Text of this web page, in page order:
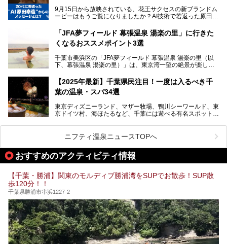
本記事では、人気スーパー銭湯から絶景施設、コワーキング
スペースや休憩スペースが充実した施設、子連れファミリー
向けの施設など、目的に合わせたおすすめの施設を紹介しま
す。
ださい。
───
提供元：SPA＆HOTEL舞浜ユーラシア【PR】
です。
9月15日から放映されている、花王サクセスの新ブランドム
ービーはもうご覧になりましたか？AI技術で若返った原田泰
伝えるムービーです。公開を記念して、スパメッツァおおた
か竜泉寺の湯にて体験イベントを開催。花王サクセスの製品
が無料で試せるチャンスです！
提供元：花王株式会社【PR】
この記事は花王株式会社商品のPRレポート記事です。
「JFA夢フィールド 幕張温泉 湯楽の里」に行きた
くなるおススメポイント3選
千葉市美浜区の「JFA夢フィールド 幕張温泉 湯楽の里（以
下、幕張温泉 湯楽の里）」は、東京湾一望の絶景が楽しめ
設備も天然温泉の露天風呂、サウナ、岩盤浴のほか、高濃度
炭酸泉、海の見えるお休み処や食事処、展望抜群の屋上ま
で、年代を問わずたっぷり楽しめます。
今回は人気のこの施設の中でも、特におススメしたい3つの
ポイントについて厳選してお届けします。読めばきっと、行
【2025年最新】千葉県民注目！一度は入るべき千
葉の温泉・スパ34選
東京ディズニーランド、マザー牧場、鴨川シーワールド、東
京ドイツ村、海ほたるなど、千葉には遊べる有名スポットが
県で生まれ、千葉県で育ち、つい最近まで千葉在住だった私
がお勧めする、一度は入るべき千葉の温泉・スパ34選をま
とめました。
ニフティ温泉ニュースTOPへ
おすすめのアクティビティ情報
【千葉・勝浦】関東のモルディブ勝浦湾をSUPでお散歩！SUP散
歩120分！！
千葉県勝浦市串浜1227-2